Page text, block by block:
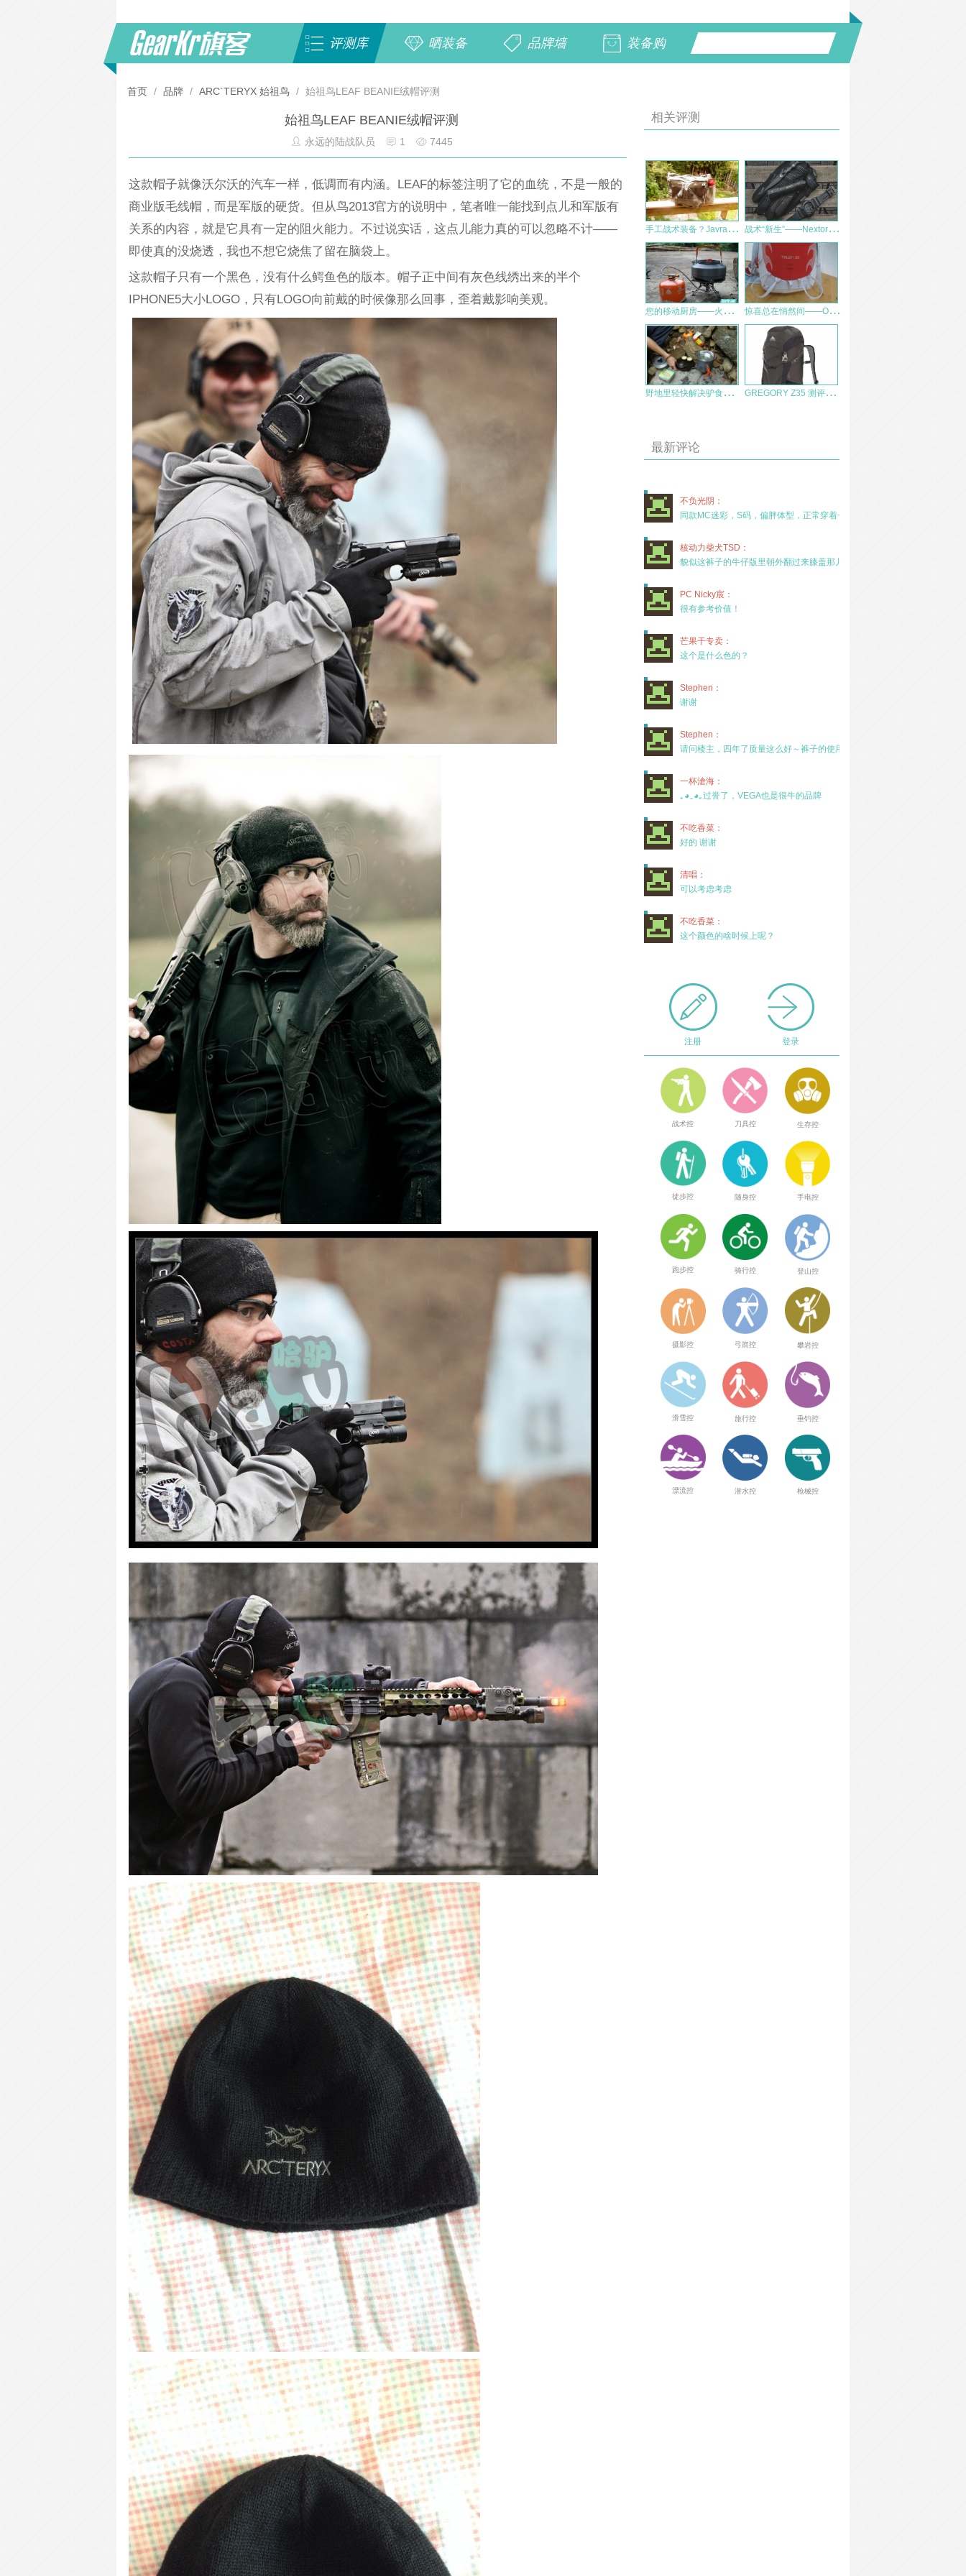
评测库 晒装备 品牌墙 装备购
首页 / 品牌 / ARC`TERYX 始祖鸟 / 始祖鸟LEAF BEANIE绒帽评测
始祖鸟LEAF BEANIE绒帽评测
永远的陆战队员 1 7445
这款帽子就像沃尔沃的汽车一样，低调而有内涵。LEAF的标签注明了它的血统，不是一般的
商业版毛线帽，而是军版的硬货。但从鸟2013官方的说明中，笔者唯一能找到点儿和军版有
关系的内容，就是它具有一定的阻火能力。不过说实话，这点儿能力真的可以忽略不计——
即使真的没烧透，我也不想它烧焦了留在脑袋上。
这款帽子只有一个黑色，没有什么鳄鱼色的版本。帽子正中间有灰色线绣出来的半个
IPHONE5大小LOGO，只有LOGO向前戴的时候像那么回事，歪着戴影响美观。
相关评测
手
工战术装备？Javran信使包 战
术“新生”——Nextorch TA30C战术手电测评
您
的移动厨房——火枫刀锋2钛金分体气炉测评 惊
喜总在悄然间——Osprey Talon 33L 背包评测（中期）
野
地里轻快解决驴食——FMC-XK6集热概念锅测评 G
REGORY Z35 测评报告
最新评论
不负光阴：
同款MC迷彩，S码，偏胖体型，正常穿着一年半，没
核动力柴犬TSD：
貌似这裤子的牛仔版里朝外翻过来膝盖那儿有放护膝的
PC Nicky宸：
很有参考价值！
芒果干专卖：
这个是什么色的？
Stephen：
谢谢
Stephen：
请问楼主，四年了质量这么好～裤子的使用率高吗？
一杯滄海：
｡◕‿◕｡过誉了，VEGA也是很牛的品牌
不吃香菜：
好的 谢谢
清唱：
可以考虑考虑
不吃香菜：
这个颜色的啥时候上呢？
注册 登录
战术控 刀具控 生存控
徒步控 随身控 手电控
跑步控 骑行控 登山控
摄影控 弓箭控 攀岩控
滑雪控 旅行控 垂钓控
漂流控 潜水控 枪械控